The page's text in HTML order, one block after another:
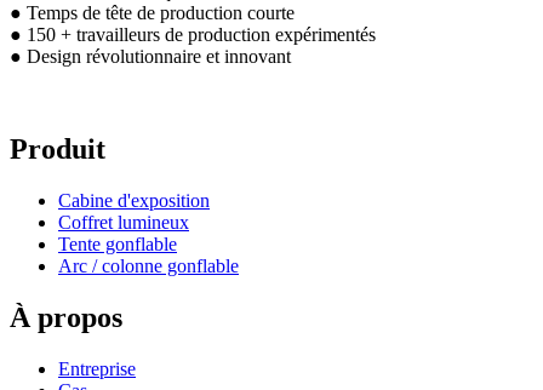
● Temps de tête de production courte
● 150 + travailleurs de production expérimentés
● Design révolutionnaire et innovant
Produit
Cabine d'exposition
Coffret lumineux
Tente gonflable
Arc / colonne gonflable
À propos
Entreprise